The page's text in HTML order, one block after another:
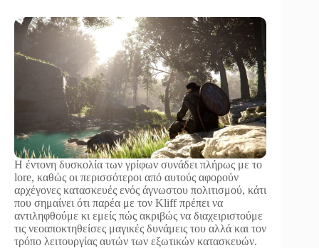
Η έντονη δυσκολία των γρίφων συνάδει πλήρως με το
lore, καθώς οι περισσότεροι από αυτούς αφορούν
αρχέγονες κατασκευές ενός άγνωστου πολιτισμού, κάτι
που σημαίνει ότι παρέα με τον Kliff πρέπει να
αντιληφθούμε κι εμείς πώς ακριβώς να διαχειριστούμε
τις νεοαποκτηθείσες μαγικές δυνάμεις του αλλά και τον
τρόπο λειτουργίας αυτών των εξωτικών κατασκευών.